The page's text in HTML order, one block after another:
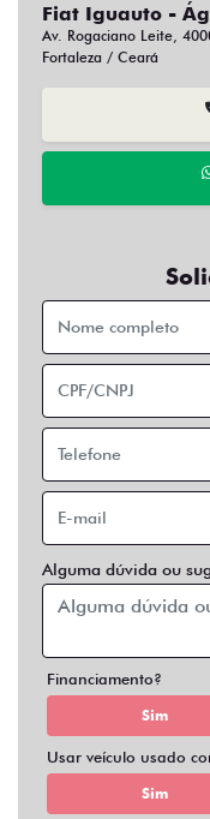
Fiat Iguauto -
Av. Rogaciano Leite,
Fortaleza / Ceará
Alguma dúvida ou
Financiamento?
Sim
Usar veículo usado
Sim